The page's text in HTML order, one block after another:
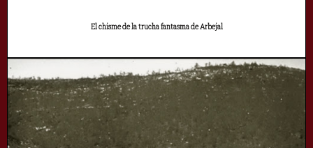
El chisme de la trucha fantasma de Arbejal